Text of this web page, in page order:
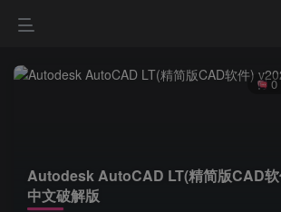
Autodesk AutoCAD LT(精简版CAD
中文破解版
0